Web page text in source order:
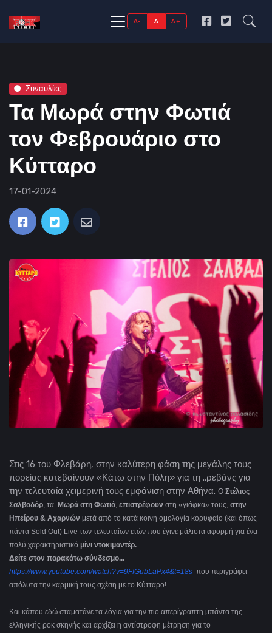
A- A A+
Συναυλίες
Τα Μωρά στην Φωτιά
τον Φεβρουάριο στο
Κύτταρο
17-01-2024
Στις 16 του Φλεβάρη, στην καλύτερη φάση της μεγάλης τους
πορείας κατεβαίνουν «Κάτω στην Πόλη» για τη ..ρεβάνς για
την τελευταία χειμερινή τους εμφάνιση στην Αθήνα. Ο Στέλιος
Σαλβαδόρ, τα Μωρά στη Φωτιά, επιστρέφουν στη «γιάφκα» τους, στην
Ηπείρου & Αχαρνών μετά από το κατά κοινή ομολογία κορυφαίο (και όπως
πάντα Sold Out) Live των τελευταίων ετών που έγινε μάλιστα αφορμή για ένα
πολύ χαρακτηριστικό μίνι ντοκιμαντέρ.
Δείτε στον παρακάτω σύνδεσμο...
https://www.youtube.com/watch?v=9FfGubLaPx4&t=18s που περιγράφει
απόλυτα την καρμική τους σχέση με το Κύτταρο!
Και κάπου εδώ σταματάνε τα λόγια για την πιο απερίγραπτη μπάντα της
ελληνικής ροκ σκηνής και αρχίζει η αντίστροφη μέτρηση για το